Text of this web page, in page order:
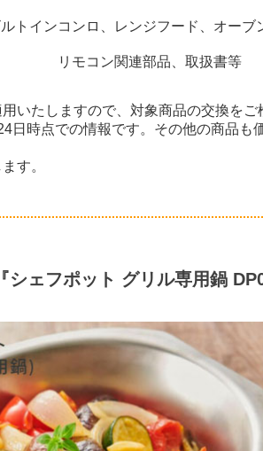
ルトインコンロ、レンジフード、オーブ
リモコン関連部品、取扱書等
いたしますので、対象商品の交換を
日時点での情報です。その他の商品
す。
シェフポット グリル専用鍋